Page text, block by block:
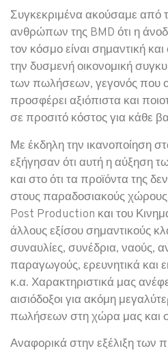
Συγκεκριμένα ακούσαμε από
ανθρώπων της BMD ότι η
τον κόσμο είναι σημαντική
την δυσμενή οικονομική
των πωλήσεων, γεγονός που
προσφέρει αξιόπιστα και
σε προσιτό κόστος για κάθε
Με έκδηλη την ικανοποίηση
εξήγησαν ότι αυτή η αύξηση
και στο ότι τα προϊόντα της
στους παραδοσιακούς
Post Production και του
άλλους εξίσου σημαντικούς
συναυλίες, συνέδρια, ναούς,
παραγωγούς, ερευνητικά και
κ.α. Χαρακτηριστικά μας
αισιόδοξοι για ακόμη
πωλήσεων στη χώρα μας και
Αναφορικά στην εξέλιξη των